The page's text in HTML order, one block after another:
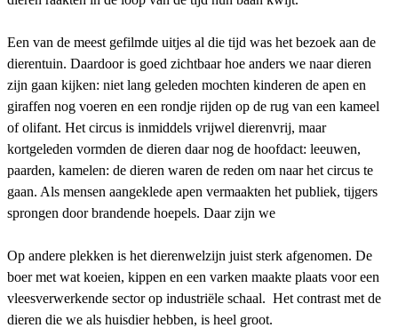
Een van de meest gefilmde uitjes al die tijd was het bezoek aan de
dierentuin. Daardoor is goed zichtbaar hoe anders we naar dieren
zijn gaan kijken: niet lang geleden mochten kinderen de apen en
giraffen nog voeren en een rondje rijden op de rug van een kameel
of olifant. Het circus is inmiddels vrijwel dierenvrij, maar
kortgeleden vormden de dieren daar nog de hoofdact: leeuwen,
paarden, kamelen: de dieren waren de reden om naar het circus te
gaan. Als mensen aangeklede apen vermaakten het publiek, tijgers
sprongen door brandende hoepels. Daar zijn we
Op andere plekken is het dierenwelzijn juist sterk afgenomen. De
boer met wat koeien, kippen en een varken maakte plaats voor een
vleesverwerkende sector op industriële schaal. Het contrast met de
dieren die we als huisdier hebben, is heel groot.